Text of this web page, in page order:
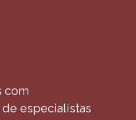
com
especialistas